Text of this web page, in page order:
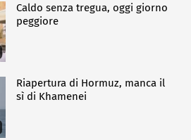
Caldo senza tregua, oggi giorno
peggiore
Riapertura di Hormuz, manca il
sì di Khamenei